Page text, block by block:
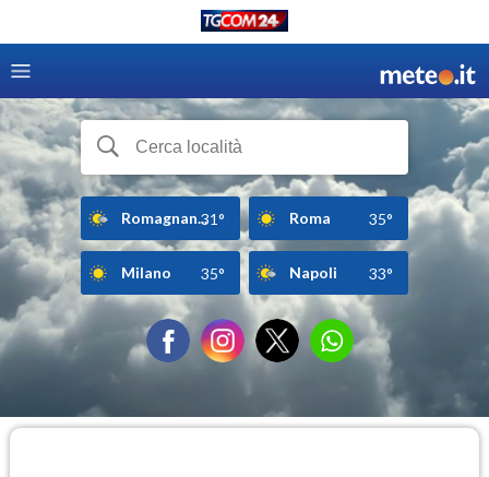
Romagnan...31° Roma 35°
Milano 35° Napoli 33°